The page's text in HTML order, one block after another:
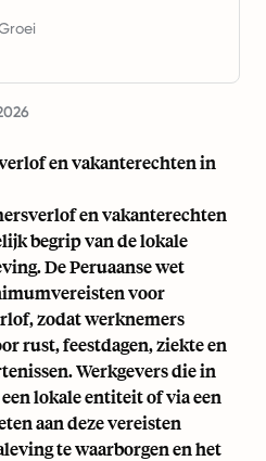
en vakanterechten in
en vakanterechten
begrip van de lokale
De Peruaanse wet
voor
zodat werknemers
rust, feestdagen, ziekte en
Werkgevers die in
lokale entiteit of via een
aan deze vereisten
te waarborgen en het